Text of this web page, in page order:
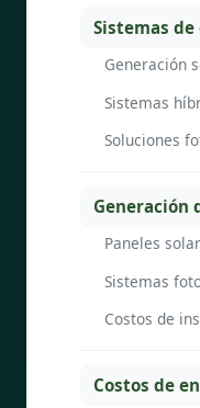
Sistemas
Generación
Sistemas
Soluciones
Generación
Paneles
Sistemas
Costos de
Costos de